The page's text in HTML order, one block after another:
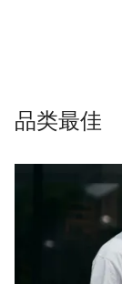
品类最佳